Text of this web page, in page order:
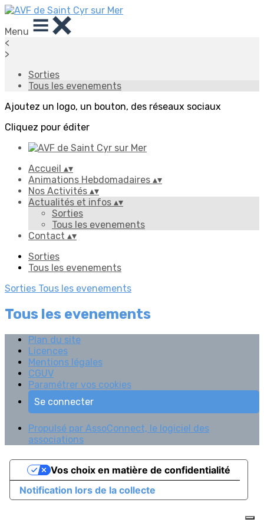
Menu
<
>
Sorties
Tous les evenements
Ajoutez un logo, un bouton, des réseaux sociaux
Cliquez pour éditer
Accueil ▴▾
Animations Hebdomadaires ▴▾
Nos Activités ▴▾
Actualités et infos ▴▾
Sorties
Tous les evenements
Contact ▴▾
Sorties
Tous les evenements
Sorties Tous les evenements
Tous les evenements
Plan du site
Licences
Mentions légales
CGUV
Paramétrer vos cookies
Se connecter
Propulsé par AssoConnect, le logiciel des
associations
Notification lors de la collecte
Vos choix en matière de confidentialité